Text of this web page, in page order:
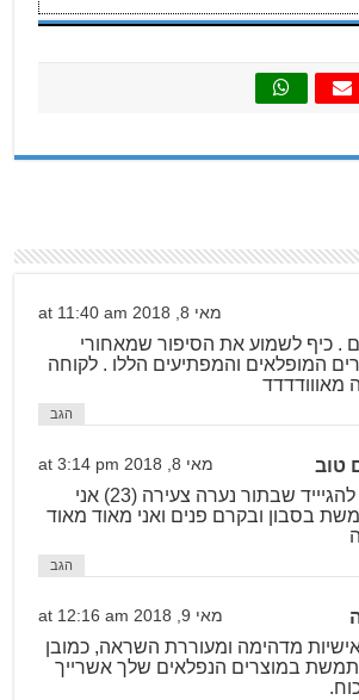
מאי 8, 2018 at 11:40 am
. כיף לשמוע את הסיפור שמאחורי
המופלאים והמפתיעים הללו . לקוחה
מאווודדדד
הגב
טוב מאי 8, 2018 at 3:14 pm
יכולה להגיייד שבתור נערה צעירה (23) אני
בסבון ובקרם פנים ואני מאוד מאוד
הגב
מאי 9, 2018 at 12:16 am
מדהימה ומעוררת השראה, כמובן
במוצרים הנפלאים שלך אשרייך